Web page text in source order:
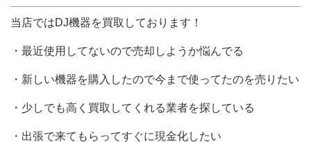
当店ではDJ機器を買取しております！
・最近使用してないので売却しようか悩んでる
・新しい機器を購入したので今まで使ってたのを売りたい
・少しでも高く買取してくれる業者を探している
・出張で来てもらってすぐに現金化したい